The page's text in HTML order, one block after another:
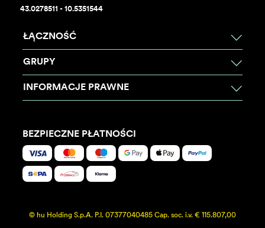
43.0278511 - 10.5351544
ŁĄCZNOŚĆ
GRUPY
INFORMACJE PRAWNE
BEZPIECZNE PŁATNOŚCI
© hu Holding S.p.A. P.I. 07377040485 Cap. soc. i.v. € 115.807,00